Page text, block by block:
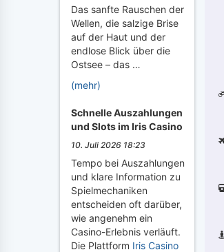
Das sanfte Rauschen der
Wellen, die salzige Brise
auf der Haut und der
endlose Blick über die
Ostsee – das …
(mehr)
Schnelle Auszahlungen
und Slots im Iris Casino
10. Juli 2026 18:23
Tempo bei Auszahlungen
und klare Information zu
Spielmechaniken
entscheiden oft darüber,
wie angenehm ein
Casino-Erlebnis verläuft.
Die Plattform Iris Casino